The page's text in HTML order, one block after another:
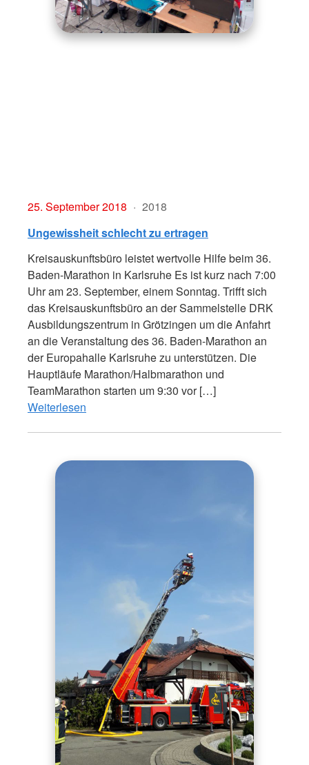
25. September 2018
2018
Ungewissheit schlecht zu ertragen
Kreisauskunftsbüro leistet wertvolle Hilfe beim 36.
Baden-Marathon in Karlsruhe Es ist kurz nach 7:00
Uhr am 23. September, einem Sonntag. Trifft sich
das Kreisauskunftsbüro an der Sammelstelle DRK
Ausbildungszentrum in Grötzingen um die Anfahrt
an die Veranstaltung des 36. Baden-Marathon an
der Europahalle Karlsruhe zu unterstützen. Die
Hauptläufe Marathon/Halbmarathon und
TeamMarathon starten um 9:30 vor […]
Weiterlesen